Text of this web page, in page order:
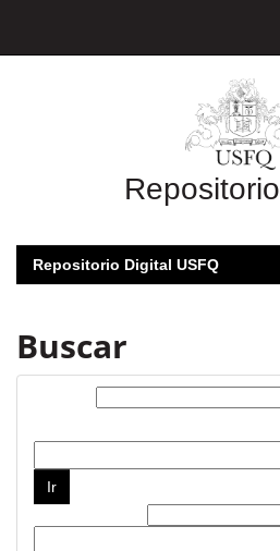
Repositorio
Repositorio Digital USFQ
Buscar